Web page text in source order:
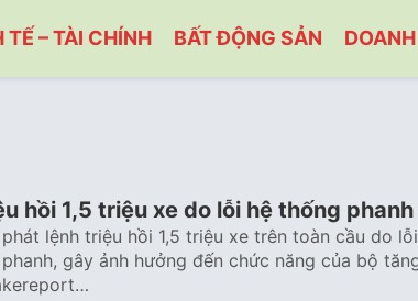
TẾ – TÀI CHÍNH BẤT ĐỘNG SẢN
hồi 1,5 triệu xe do lỗi hệ thống phanh
lệnh triệu hồi 1,5 triệu xe trên toàn cầu do
gây ảnh hưởng đến chức năng của bộ